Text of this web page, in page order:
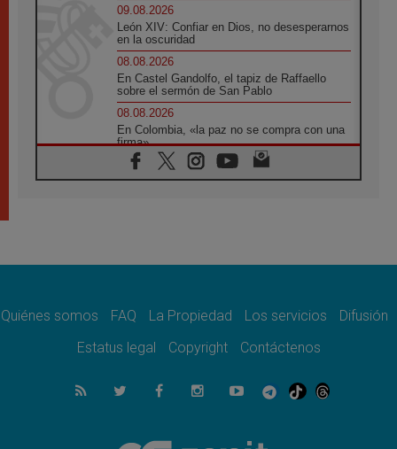
09.08.2026
León XIV: Confiar en Dios, no desesperarnos
en la oscuridad
08.08.2026
En Castel Gandolfo, el tapiz de Raffaello
sobre el sermón de San Pablo
08.08.2026
En Colombia, «la paz no se compra con una
firma»
08.08.2026
En Venezuela celebraron los 416 años del
08.08.2026
07.08.2026
se convierte en diócesis
Honduras: Los desplazados invisibles de una
crisis olvidada
Bokalic: "En Argentina el Papa León señalará
Quiénes somos FAQ La Propiedad Los servicios
Difusión
Estatus legal
Copyright Contáctenos